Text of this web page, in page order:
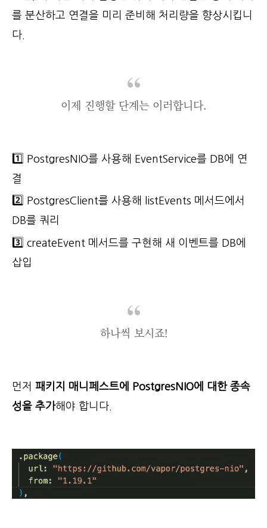
를 분산하고 연결을 미리 준비해 처리량을 향상시킵니
다.
이제 진행할 단계는 이러합니다.
1️⃣ PostgresNIO를 사용해 EventService를 DB에 연
결
2️⃣ PostgresClient를 사용해 listEvents 메서드에서
DB를 쿼리
3️⃣ createEvent 메서드를 구현해 새 이벤트를 DB에
삽입
하나씩 보시죠!
먼저 패키지 매니페스트에 PostgresNIO에 대한 종속
성을 추가해야 합니다.